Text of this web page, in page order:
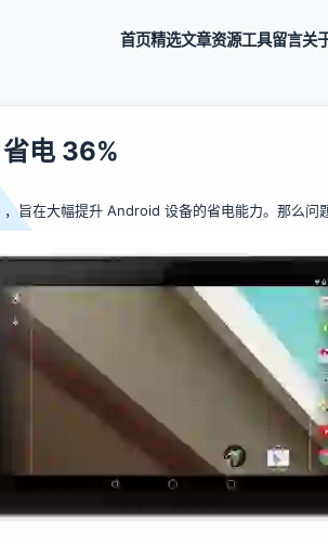
首页精选文章资源工具留言关
电 36%
在大幅提升 Android 设备的省电能力。那么问